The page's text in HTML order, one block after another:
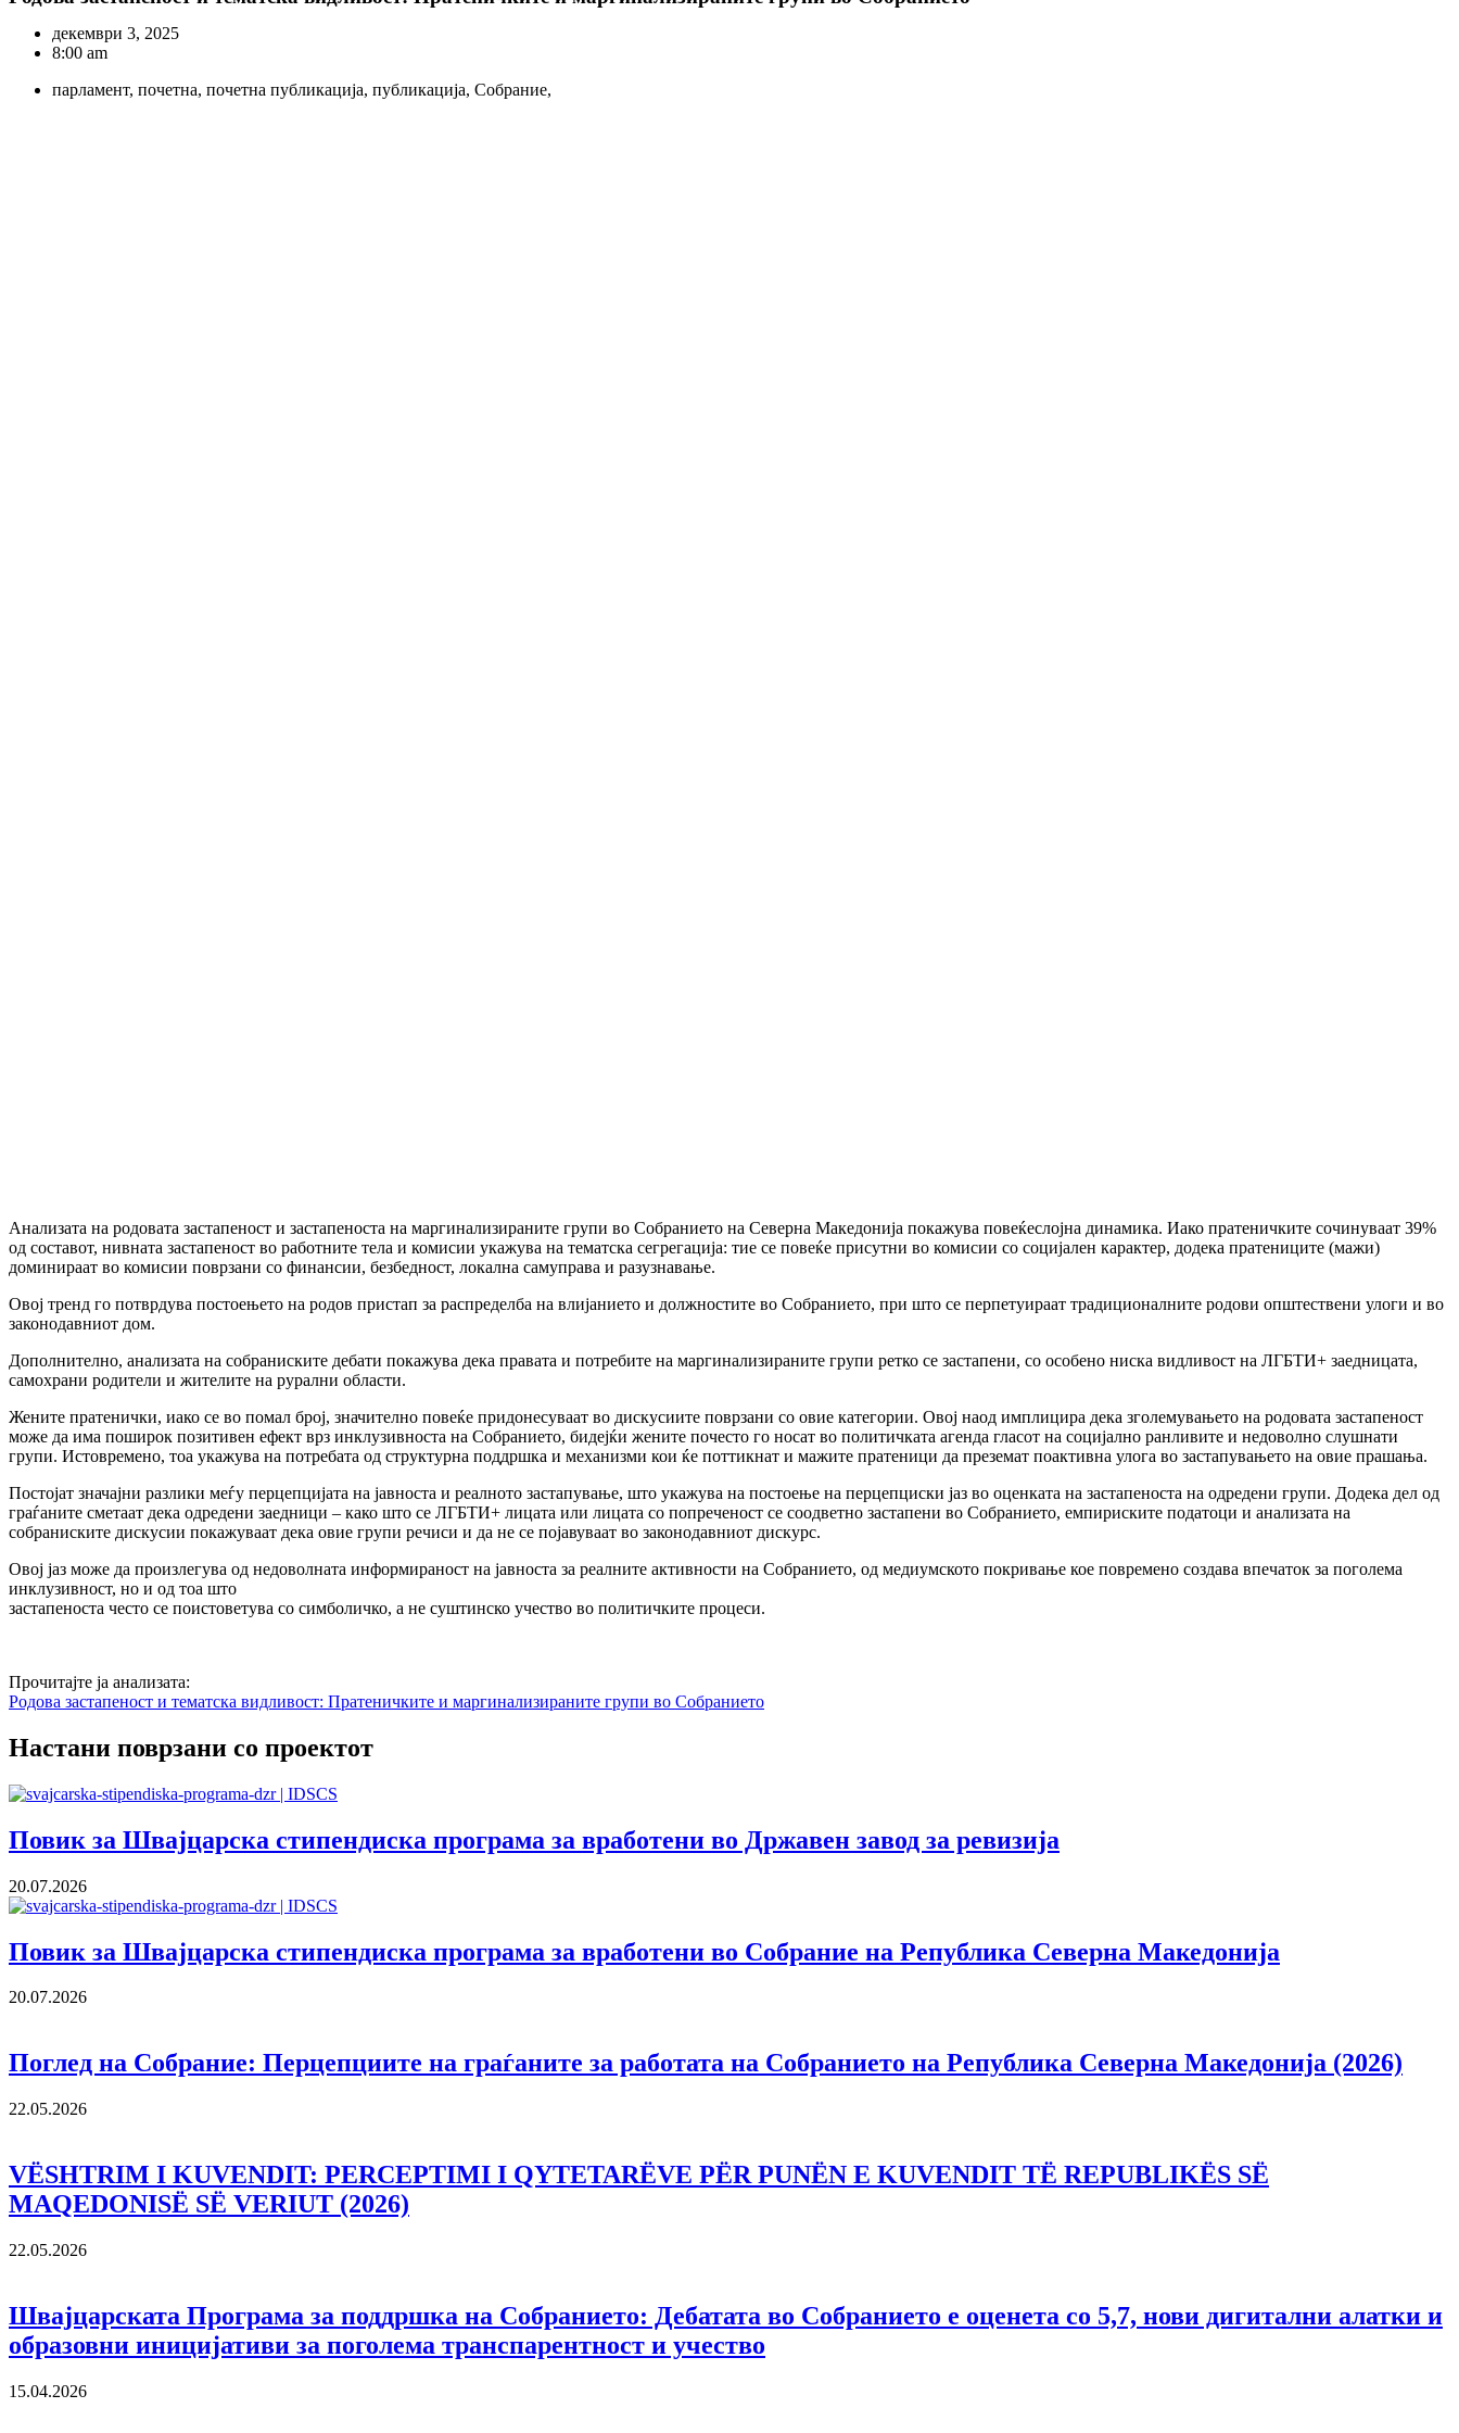
декември 3, 2025
8:00 am
парламент, почетна, почетна публикација, публикација, Собрание,
Анализата на родовата застапеност и застапеноста на маргинализираните групи во Собранието на Северна Македонија покажува повеќеслојна динамика. Иако пратеничките сочинуваат 39%
од составот, нивната застапеност во работните тела и комисии укажува на тематска сегрегација: тие се повеќе присутни во комисии со социјален карактер, додека пратениците (мажи)
доминираат во комисии поврзани со финансии, безбедност, локална самуправа и разузнавање.
Овој тренд го потврдува постоењето на родов пристап за распределба на влијанието и должностите во Собранието, при што се перпетуираат традиционалните родови општествени улоги и во
законодавниот дом.
Дополнително, анализата на собраниските дебати покажува дека правата и потребите на маргинализираните групи ретко се застапени, со особено ниска видливост на ЛГБТИ+ заедницата,
самохрани родители и жителите на рурални области.
Жените пратенички, иако се во помал број, значително повеќе придонесуваат во дискусиите поврзани со овие категории. Овој наод имплицира дека зголемувањето на родовата застапеност
може да има поширок позитивен ефект врз инклузивноста на Собранието, бидејќи жените почесто го носат во политичката агенда гласот на социјално ранливите и недоволно слушнати
групи. Истовремено, тоа укажува на потребата од структурна поддршка и механизми кои ќе поттикнат и мажите пратеници да преземат поактивна улога во застапувањето на овие прашања.
Постојат значајни разлики меѓу перцепцијата на јавноста и реалното застапување, што укажува на постоење на перцепциски јаз во оценката на застапеноста на одредени групи. Додека дел од
граѓаните сметаат дека одредени заедници – како што се ЛГБТИ+ лицата или лицата со попреченост се соодветно застапени во Собранието, емпириските податоци и анализата на
собраниските дискусии покажуваат дека овие групи речиси и да не се појавуваат во законодавниот дискурс.
Овој јаз може да произлегува од недоволната информираност на јавноста за реалните активности на Собранието, од медиумското покривање кое повремено создава впечаток за поголема
инклузивност, но и од тоа што
застапеноста често се поистоветува со симболичко, а не суштинско учество во политичките процеси.
Прочитајте ја анализата:
Родова застапеност и тематска видливост: Пратеничките и маргинализираните групи во Собранието
Настани поврзани со проектот
Повик за Швајцарска стипендиска програма за вработени во Државен завод за ревизија
20.07.2026
Повик за Швајцарска стипендиска програма за вработени во Собрание на Република Северна Македонија
20.07.2026
Поглед на Собрание: Перцепциите на граѓаните за работата на Собранието на Република Северна Македонија (2026)
22.05.2026
VËSHTRIM I KUVENDIT: PERCEPTIMI I QYTETARËVE PËR PUNËN E KUVENDIT TË REPUBLIKËS SË
MAQEDONISË SË VERIUT (2026)
22.05.2026
Швајцарската Програма за поддршка на Собранието: Дебатата во Собранието е оценета со 5,7, нови дигитални алатки и
образовни иницијативи за поголема транспарентност и учество
15.04.2026